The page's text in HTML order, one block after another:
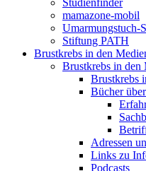
Studienfinder
mamazone-mobil
Umarmungstuch-
Stiftung PATH
Brustkrebs in den
Brustkrebs in
Brustkrebs
Bücher
Adressen
Links zu
Podcasts